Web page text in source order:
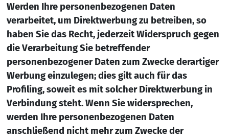
Werden Ihre personenbezogenen Daten
verarbeitet, um Direktwerbung zu betreiben, so
haben Sie das Recht, jederzeit Widerspruch gegen
die Verarbeitung Sie betreffender
personenbezogener Daten zum Zwecke derartiger
Werbung einzulegen; dies gilt auch für das
Profiling, soweit es mit solcher Direktwerbung in
Verbindung steht. Wenn Sie widersprechen,
werden Ihre personenbezogenen Daten
anschließend nicht mehr zum Zwecke der